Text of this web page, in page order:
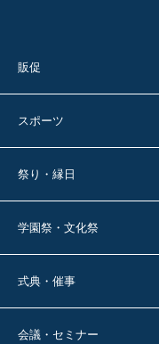
販促
スポーツ
祭り・縁日
学園祭・文化祭
式典・催事
会議・セミナー